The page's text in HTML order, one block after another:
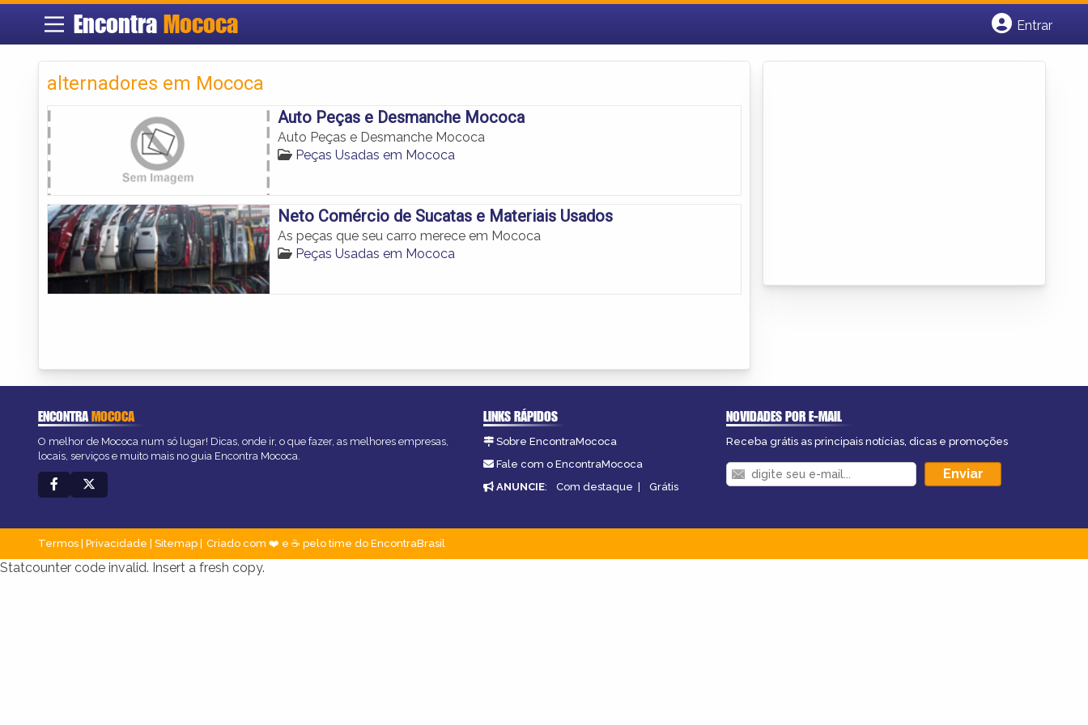
Encontra Mococa
Entrar
alternadores em Mococa
Auto Peças e Desmanche Mococa
Auto Peças e Desmanche Mococa
Peças Usadas em Mococa
Neto Comércio de Sucatas e Materiais Usados
As peças que seu carro merece em Mococa
Peças Usadas em Mococa
ENCONTRAMOCOCA
O melhor de Mococa num só lugar! Dicas, onde ir, o que fazer, as melhores empresas,
locais, serviços e muito mais no guia Encontra Mococa.
LINKS RÁPIDOS
Sobre EncontraMococa
Fale com o EncontraMococa
ANUNCIE: Com destaque | Grátis
NOVIDADES POR E-MAIL
Receba grátis as principais notícias, dicas e promoções
Termos Privacidade Sitemap Criado com ❤️ e ☕ pelo time do EncontraBrasil
Statcounter code invalid. Insert a fresh copy.